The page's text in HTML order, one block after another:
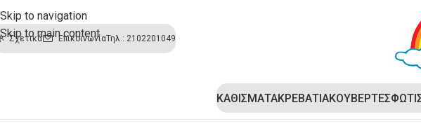
Skip to navigation
Skip to main content
Σχετικά ΕπικοινωνίαΤηλ.: 2102201049
ΚΑΘΙΣΜΑΤΑΚΡΕΒΑΤΙΑΚΟΥΒΕΡΤΕΣ